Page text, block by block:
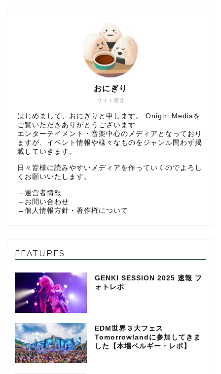
サイト運営
おにぎり
はじめまして、おにぎりと申します。 Onigiri Mediaを
ご覧いただきありがとうございます
エンターテイメント・音楽中心のメディアとなっており
ますが、イベント情報や様々なものをジャンル問わず掲
載していきます。
日々皆様に読みやすいメディアを作っていくのでよろし
くお願いいたします。
→ 運営者情報
→ お問い合わせ
→ 個人情報方針・著作権について
FEATURES
GENKI SESSION 2025 速報 フ
ォトレポ
EDM世界３大フェス
Tomorrowlandに参加してきま
した【本場ベルギー・レポ】